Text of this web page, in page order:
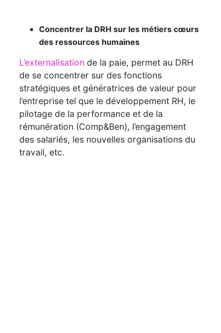
Concentrer la DRH sur les métiers cœurs
des ressources humaines
L’externalisation de la paie, permet au DRH
de se concentrer sur des fonctions
stratégiques et génératrices de valeur pour
l’entreprise tel que le développement RH, le
pilotage de la performance et de la
rémunération (Comp&Ben), l’engagement
des salariés, les nouvelles organisations du
travail, etc.